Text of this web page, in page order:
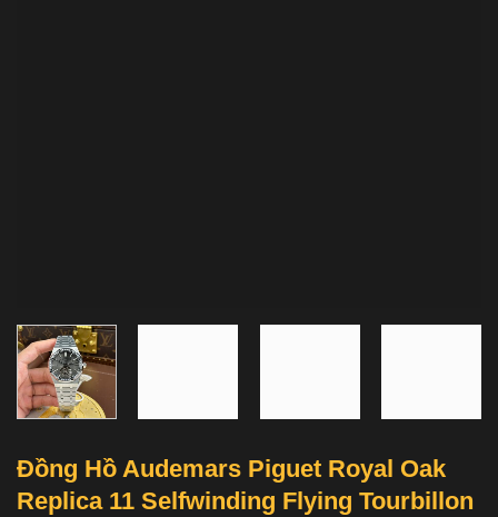
Đồng Hồ Audemars Piguet Royal Oak
Replica 11 Selfwinding Flying Tourbillon